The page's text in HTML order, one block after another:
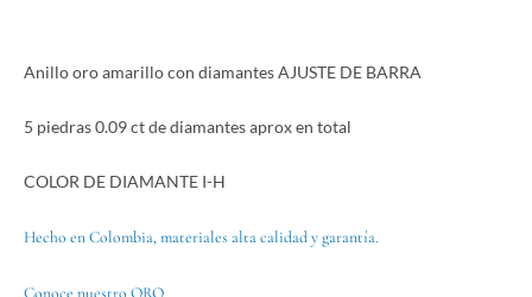
Anillo oro amarillo con diamantes AJUSTE DE BARRA
5 piedras 0.09 ct de diamantes aprox en total
COLOR DE DIAMANTE I-H
Hecho en Colombia, materiales alta calidad y garantía.
Conoce nuestro ORO